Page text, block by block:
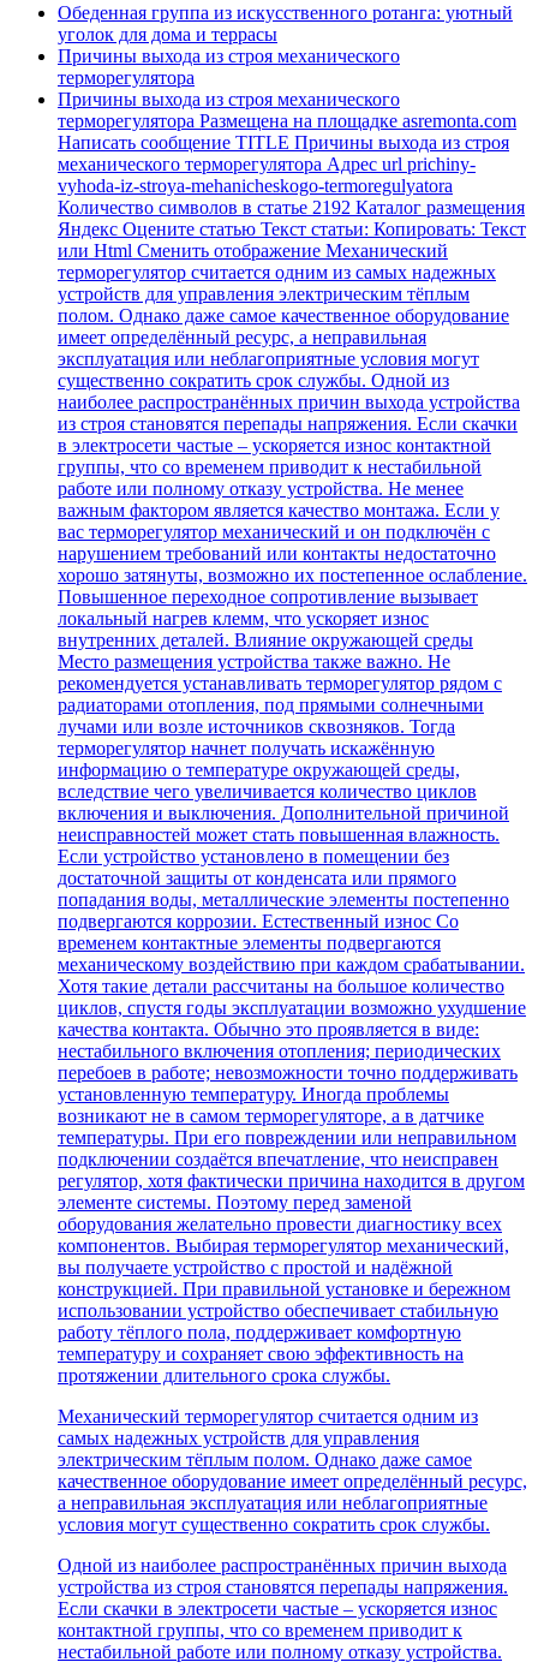
Обеденная группа из искусственного ротанга: уютный
уголок для дома и террасы
Причины выхода из строя механического
терморегулятора
Причины выхода из строя механического
терморегулятора Размещена на площадке asremonta.com
Написать сообщение TITLE Причины выхода из строя
механического терморегулятора Адрес url prichiny-
vyhoda-iz-stroya-mehanicheskogo-termoregulyatora
Количество символов в статье 2192 Каталог размещения
Яндекс Оцените статью Текст статьи: Копировать: Текст
или Html Cменить отображение Механический
терморегулятор считается одним из самых надежных
устройств для управления электрическим тёплым
полом. Однако даже самое качественное оборудование
имеет определённый ресурс, а неправильная
эксплуатация или неблагоприятные условия могут
существенно сократить срок службы. Одной из
наиболее распространённых причин выхода устройства
из строя становятся перепады напряжения. Если скачки
в электросети частые – ускоряется износ контактной
группы, что со временем приводит к нестабильной
работе или полному отказу устройства. Не менее
важным фактором является качество монтажа. Если у
вас терморегулятор механический и он подключён с
нарушением требований или контакты недостаточно
хорошо затянуты, возможно их постепенное ослабление.
Повышенное переходное сопротивление вызывает
локальный нагрев клемм, что ускоряет износ
внутренних деталей. Влияние окружающей среды
Место размещения устройства также важно. Не
рекомендуется устанавливать терморегулятор рядом с
радиаторами отопления, под прямыми солнечными
лучами или возле источников сквозняков. Тогда
терморегулятор начнет получать искажённую
информацию о температуре окружающей среды,
вследствие чего увеличивается количество циклов
включения и выключения. Дополнительной причиной
неисправностей может стать повышенная влажность.
Если устройство установлено в помещении без
достаточной защиты от конденсата или прямого
попадания воды, металлические элементы постепенно
подвергаются коррозии. Естественный износ Со
временем контактные элементы подвергаются
механическому воздействию при каждом срабатывании.
Хотя такие детали рассчитаны на большое количество
циклов, спустя годы эксплуатации возможно ухудшение
качества контакта. Обычно это проявляется в виде:
нестабильного включения отопления; периодических
перебоев в работе; невозможности точно поддерживать
установленную температуру. Иногда проблемы
возникают не в самом терморегуляторе, а в датчике
температуры. При его повреждении или неправильном
подключении создаётся впечатление, что неисправен
регулятор, хотя фактически причина находится в другом
элементе системы. Поэтому перед заменой
оборудования желательно провести диагностику всех
компонентов. Выбирая терморегулятор механический,
вы получаете устройство с простой и надёжной
конструкцией. При правильной установке и бережном
использовании устройство обеспечивает стабильную
работу тёплого пола, поддерживает комфортную
температуру и сохраняет свою эффективность на
протяжении длительного срока службы.
Механический терморегулятор считается одним из
самых надежных устройств для управления
электрическим тёплым полом. Однако даже самое
качественное оборудование имеет определённый ресурс,
а неправильная эксплуатация или неблагоприятные
условия могут существенно сократить срок службы.
Одной из наиболее распространённых причин выхода
устройства из строя становятся перепады напряжения.
Если скачки в электросети частые – ускоряется износ
контактной группы, что со временем приводит к
нестабильной работе или полному отказу устройства.